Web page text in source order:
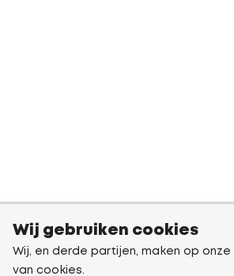
Wij gebruiken cookies
Wij, en derde partijen, maken op
van cookies.